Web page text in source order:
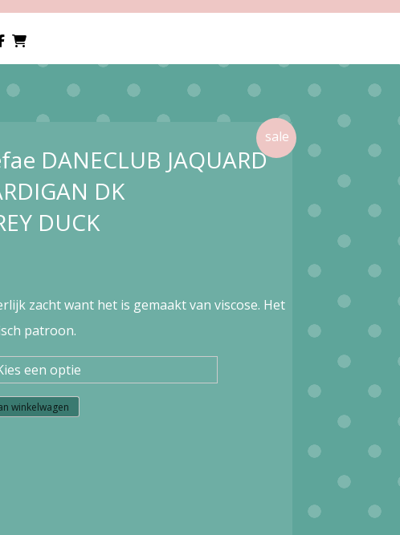
DANECLUB JAQUARD
DK
DUCK
zacht want het is gemaakt van viscose. Het
patroon.
winkelwagen